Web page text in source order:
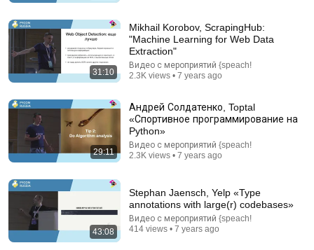
Water and Sun
Скрыпник and Justus Walker
Auto-dubbed
299K views
31:10
Mikhail Korobov, ScrapingHub:
"Machine Learning for Web Data
Extraction"
Видео с мероприятий {speach!
2.3K views • 7 years ago
29:11
Андрей Солдатенко, Toptal
«Спортивное программирование на
Python»
Видео с мероприятий {speach!
2.3K views • 7 years ago
43:08
Stephan Jaensch, Yelp «Type
annotations with large(r) codebases»
Видео с мероприятий {speach!
414 views • 7 years ago